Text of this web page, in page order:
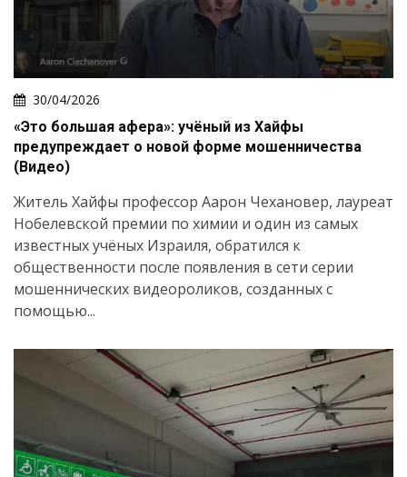
30/04/2026
«Это большая афера»: учёный из Хайфы
предупреждает о новой форме мошенничества
(Видео)
Житель Хайфы профессор Аарон Чехановер, лауреат
Нобелевской премии по химии и один из самых
известных учёных Израиля, обратился к
общественности после появления в сети серии
мошеннических видеороликов, созданных с
помощью...